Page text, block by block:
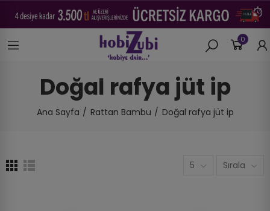
0
Doğal rafya jüt ip
Ana Sayfa Rattan Bambu Doğal rafya jüt ip
5 Sırala